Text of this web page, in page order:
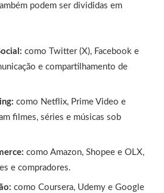
podem ser divididas em
como Twitter (X), Facebook e
e compartilhamento de
como Netflix, Prime Video e
filmes, séries e músicas sob
como Amazon, Shopee e OLX,
e compradores.
como Coursera, Udemy e Google